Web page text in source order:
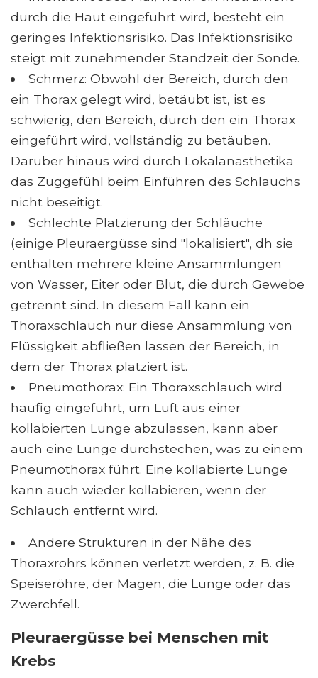
durch die Haut eingeführt wird, besteht ein
geringes Infektionsrisiko. Das Infektionsrisiko
steigt mit zunehmender Standzeit der Sonde.
Schmerz: Obwohl der Bereich, durch den
ein Thorax gelegt wird, betäubt ist, ist es
schwierig, den Bereich, durch den ein Thorax
eingeführt wird, vollständig zu betäuben.
Darüber hinaus wird durch Lokalanästhetika
das Zuggefühl beim Einführen des Schlauchs
nicht beseitigt.
Schlechte Platzierung der Schläuche
(einige Pleuraergüsse sind "lokalisiert", dh sie
enthalten mehrere kleine Ansammlungen
von Wasser, Eiter oder Blut, die durch Gewebe
getrennt sind. In diesem Fall kann ein
Thoraxschlauch nur diese Ansammlung von
Flüssigkeit abfließen lassen der Bereich, in
dem der Thorax platziert ist.
Pneumothorax: Ein Thoraxschlauch wird
häufig eingeführt, um Luft aus einer
kollabierten Lunge abzulassen, kann aber
auch eine Lunge durchstechen, was zu einem
Pneumothorax führt. Eine kollabierte Lunge
kann auch wieder kollabieren, wenn der
Schlauch entfernt wird.
Andere Strukturen in der Nähe des
Thoraxrohrs können verletzt werden, z. B. die
Speiseröhre, der Magen, die Lunge oder das
Zwerchfell.
Pleuraergüsse bei Menschen mit
Krebs